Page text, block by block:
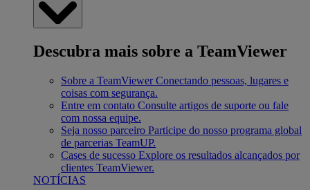
Descubra mais sobre a TeamViewer
Sobre a TeamViewer Conectando pessoas, lugares e
coisas com segurança.
Entre em contato Consulte artigos de suporte ou fale
com nossa equipe.
Seja nosso parceiro Participe do nosso programa global
de parcerias TeamUP.
Cases de sucesso Explore os resultados alcançados por
clientes TeamViewer.
NOTÍCIAS